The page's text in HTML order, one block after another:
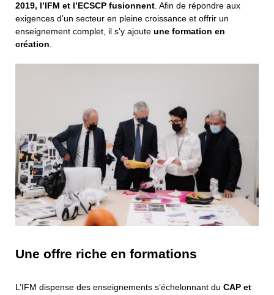
2019, l’IFM et l’ECSCP fusionnent . Afin de répondre aux
exigences d’un secteur en pleine croissance et offrir un
enseignement complet, il s’y ajoute une formation en
création
Une offre riche en formations
L’IFM dispense des enseignements s’échelonnant du CAP et